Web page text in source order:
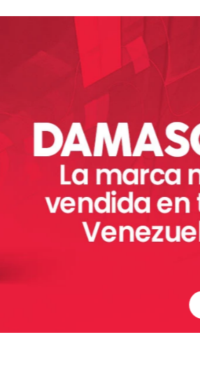
y ergonómico que garantiza
te da más!